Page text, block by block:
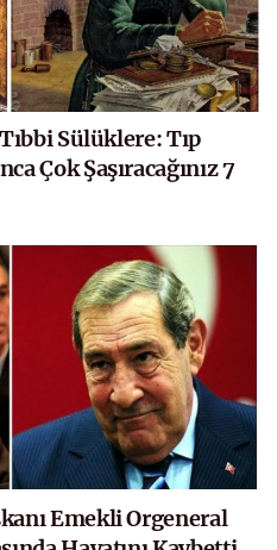
Sülüklere: Tıp
Çok Şaşıracağınız 7
Emekli Orgeneral